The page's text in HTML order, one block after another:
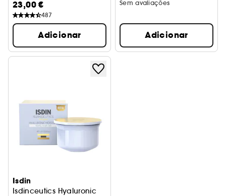
23,00 €
487
Adicionar
Sem avaliações
Adicionar
Isdin
Isdinceutics Hyaluronic